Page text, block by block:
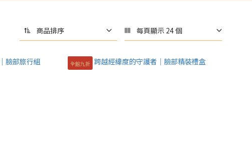
商品排序 每頁顯示 24 個
全館九折